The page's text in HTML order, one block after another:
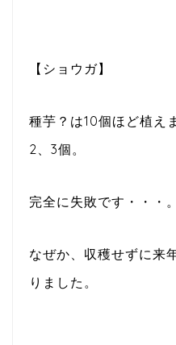
【ショウガ】
種芋？は10個ほど植え
2、3個。
完全に失敗です・・・。
なぜか、収穫せずに来
りました。